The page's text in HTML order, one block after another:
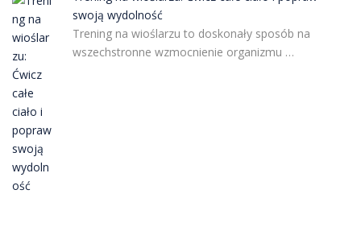
swoją wydolność
Trening na wioślarzu to doskonały sposób na
wszechstronne wzmocnienie organizmu …